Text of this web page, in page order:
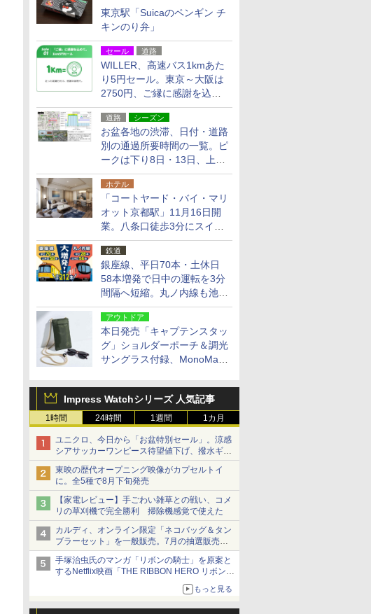
東京駅「Suicaのペンギン チ
キンのり弁」
セール 道路
WILLER、高速バス1kmあた
り5円セール。東京～大阪は
2750円、ご縁に感謝を込め
た20周年記念キャンペーン
道路 シーズン
お盆各地の渋滞、日付・道路
別の通過所要時間の一覧。ピ
ークは下り8日・13日、上り
14日・15日
ホテル
「コートヤード・バイ・マリ
オット京都駅」11月16日開
業。八条口徒歩3分にスイー
ト含む全270室、ダイニング
も併設
鉄道
銀座線、平日70本・土休日
58本増発で日中の運転を3分
間隔へ短縮。丸ノ内線も池袋
～中野坂上を4分間隔に
アウトドア
本日発売「キャプテンスタッ
グ」ショルダーポーチ＆調光
サングラス付録、MonoMax
Impress Watchシリーズ 人気記事
1時間 24時間 1週間 1カ月
ユニクロ、今日から「お盆特別セール」。涼感
シアサッカーワンピース待望値下げ、撥水ギア
ショーツは1990円に
東映の歴代オープニング映像がカプセルトイ
に。全5種で8月下旬発売
【家電レビュー】手ごわい雑草との戦い、コメ
リの草刈機で完全勝利 掃除機感覚で使えた
カルディ、オンライン限定「ネコバッグ＆タン
ブラーセット」を一般販売。7月の抽選販売の
当選無効分
手塚治虫氏のマンガ「リボンの騎士」を原案と
するNetflix映画「THE RIBBON HERO リボンヒ
もっと見る